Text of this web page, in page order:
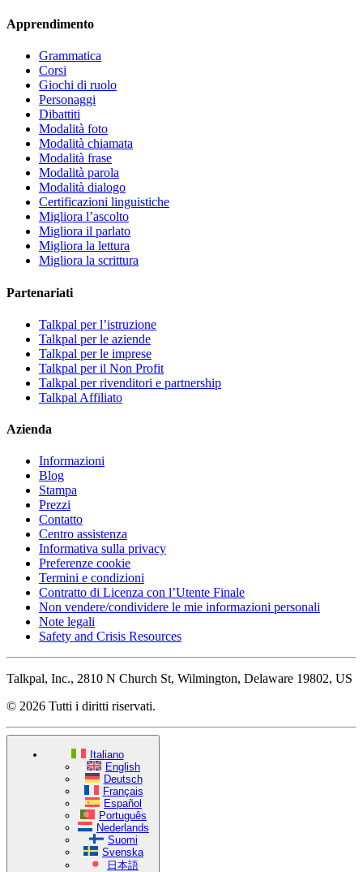
Apprendimento
Grammatica
Corsi
Giochi di ruolo
Personaggi
Dibattiti
Modalità foto
Modalità chiamata
Modalità frase
Modalità parola
Modalità dialogo
Certificazioni linguistiche
Migliora l’ascolto
Migliora il parlato
Migliora la lettura
Migliora la scrittura
Partenariati
Talkpal per l’istruzione
Talkpal per le aziende
Talkpal per le imprese
Talkpal per il Non Profit
Talkpal per rivenditori e partnership
Talkpal Affiliato
Azienda
Informazioni
Blog
Stampa
Prezzi
Contatto
Centro assistenza
Informativa sulla privacy
Preferenze cookie
Termini e condizioni
Contratto di Licenza con l’Utente Finale
Non vendere/condividere le mie informazioni personali
Note legali
Safety and Crisis Resources
Talkpal, Inc., 2810 N Church St, Wilmington, Delaware 19802, US
© 2026 Tutti i diritti riservati.
Italiano
English
Deutsch
Français
Español
Português
Nederlands
Suomi
Svenska
日本語